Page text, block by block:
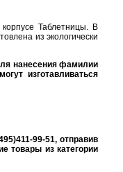
Таблетницы. В
из экологически
нанесения фамилии
изготавливаться
99-51, отправив
товары из категории